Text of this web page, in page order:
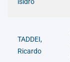
isidro
TADDEI,
Ricardo